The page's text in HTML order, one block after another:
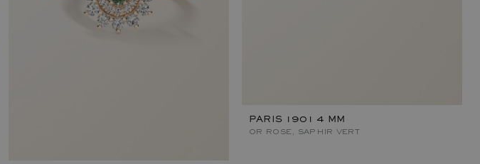
PARIS 1901 4 MM
OR ROSE, SAPHIR VERT